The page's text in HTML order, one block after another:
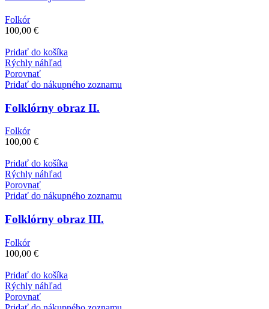
Folkór
100,00 €
Pridať do košíka
Rýchly náhľad
Porovnať
Pridať do nákupného zoznamu
Folklórny obraz II.
Folkór
100,00 €
Pridať do košíka
Rýchly náhľad
Porovnať
Pridať do nákupného zoznamu
Folklórny obraz III.
Folkór
100,00 €
Pridať do košíka
Rýchly náhľad
Porovnať